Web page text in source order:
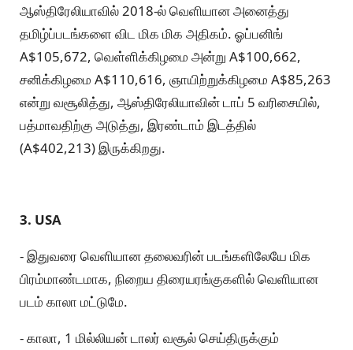
ஆஸ்திரேலியாவில் 2018-ல் வெளியான அனைத்து
தமிழ்ப்படங்களை விட மிக மிக அதிகம். ஓப்பனிங்
A$105,672, வெள்ளிக்கிழமை அன்று A$100,662,
சனிக்கிழமை A$110,616, ஞாயிற்றுக்கிழமை A$85,263
என்று வசூலித்து, ஆஸ்திரேலியாவின் டாப் 5 வரிசையில்,
பத்மாவதிற்கு அடுத்து, இரண்டாம் இடத்தில்
(A$402,213) இருக்கிறது.
3. USA
- இதுவரை வெளியான தலைவரின் படங்களிலேயே மிக
பிரம்மாண்டமாக, நிறைய திரையரங்குகளில் வெளியான
படம் காலா மட்டுமே.
- காலா, 1 மில்லியன் டாலர் வசூல் செய்திருக்கும்